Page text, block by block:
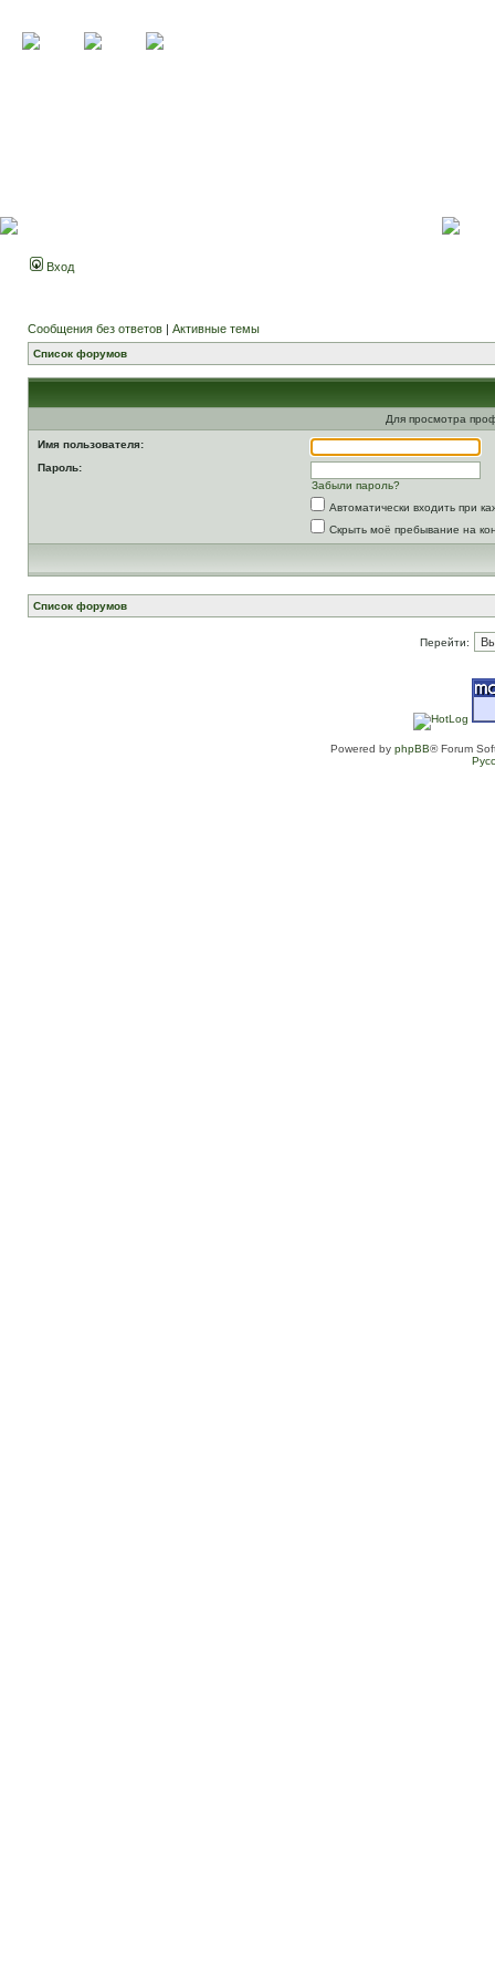
Вход
Сообщения без ответов | Активные темы
Список форумов
Для просмотра
Имя пользователя:
Пароль:
Забыли пароль?
Автоматически входить при
Скрыть моё пребывание на
Список форумов
Перейти:
Powered by phpBB® Forum